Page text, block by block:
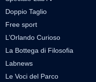
Doppio Taglio
Free sport
L’Orlando Curioso
La Bottega di Filosofia
Labnews
Le Voci del Parco